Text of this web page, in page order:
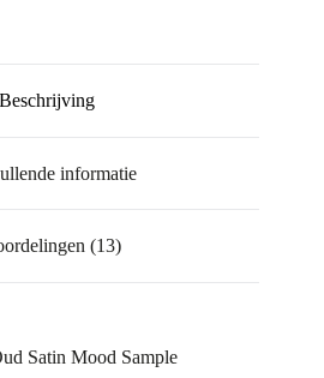
Beschrijving
informatie
(13)
Satin Mood Sample